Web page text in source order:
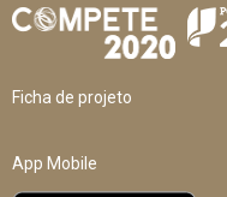
Ficha de projeto
App Mobile